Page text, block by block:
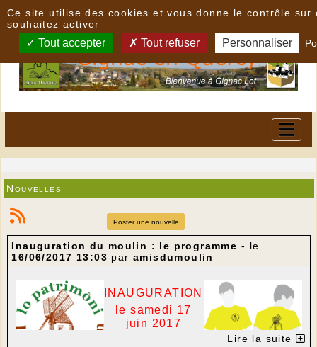
Nouvelles
Poster une nouvelle
Inauguration du moulin : le programme - le
16/06/2017 13:03 par amisdumoulin
INAUGURATION
le samedi 17
juin 2017
Lire la suite
Ce site utilise des cookies et vous donne le contrôle sur
souhaitez activer
Tout accepter Tout refuser Personnaliser